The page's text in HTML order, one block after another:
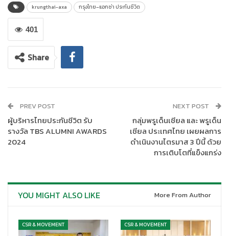
ที่ดำเนินธุรกิจ และมีความโดดเด่นด้านความยั่งยืนในระดับภูมิภาค
เอเชีย
ทั้งนี้สำหรับท่านที่สนใจโครงการ และกิจกรรมเพื่อสังคม ของบริษัทฯ
สามารถติดตามได้ที่ www.krungthai-axa.co.th หรือ
krungthai-axa กรุงไทย–แอกซ่า ประกันชีวิต
401
Share
PREV POST
ผู้บริหารไทยประกันชีวิต รับ
รางวัล TBS ALUMNI AWARDS
2024
NEXT POST
กลุ่มพรูเด็นเชียล และ พรูเด็น
เชียล ประเทศไทย เผยผลการ
ดำเนินงานไตรมาส 3 ปีนี้ ด้วย
การเติบโตที่แข็งแกร่ง
YOU MIGHT ALSO LIKE More From Author
CSR & MOVEMENT CSR & MOVEMENT